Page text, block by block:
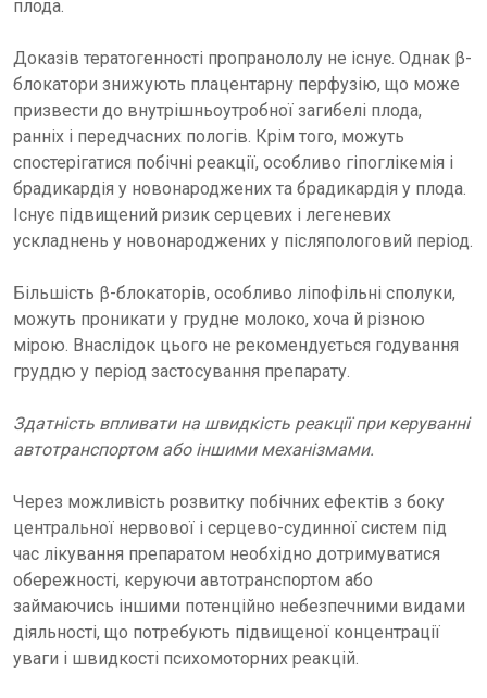
плода.
Доказів тератогенності пропранололу не існує. Однак β-
блокатори знижують плацентарну перфузію, що може
призвести до внутрішньоутробної загибелі плода,
ранніх і передчасних пологів. Крім того, можуть
спостерігатися побічні реакції, особливо гіпоглікемія і
брадикардія у новонароджених та брадикардія у плода.
Існує підвищений ризик серцевих і легеневих
ускладнень у новонароджених у післяпологовий період.
Більшість β-блокаторів, особливо ліпофільні сполуки,
можуть проникати у грудне молоко, хоча й різною
мірою. Внаслідок цього не рекомендується годування
груддю у період застосування препарату.
Здатність впливати на швидкість реакції при керуванні
автотранспортом або іншими механізмами.
Через можливість розвитку побічних ефектів з боку
центральної нервової і серцево-судинної систем під
час лікування препаратом необхідно дотримуватися
обережності, керуючи автотранспортом або
займаючись іншими потенційно небезпечними видами
діяльності, що потребують підвищеної концентрації
уваги і швидкості психомоторних реакцій.